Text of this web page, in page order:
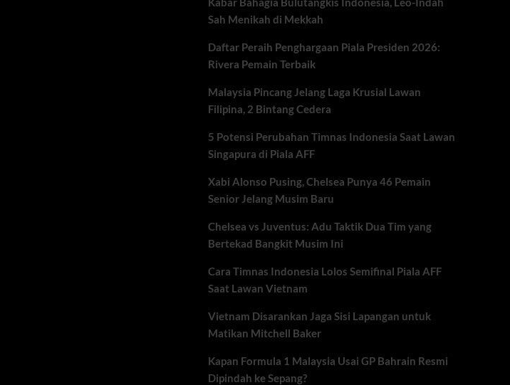
Sah Menikah di Mekkah
Daftar Peraih Penghargaan Piala Presiden 2026:
Rivera Pemain Terbaik
Malaysia Pincang Jelang Laga Krusial Lawan
Filipina, 2 Bintang Cedera
5 Potensi Perubahan Timnas Indonesia Saat Lawan
Singapura di Piala AFF
Xabi Alonso Pusing, Chelsea Punya 46 Pemain
Senior Jelang Musim Baru
Chelsea vs Juventus: Adu Taktik Dua Tim yang
Bertekad Bangkit Musim Ini
Cara Timnas Indonesia Lolos Semifinal Piala AFF
Saat Lawan Vietnam
Vietnam Disarankan Jaga Sisi Lapangan untuk
Matikan Mitchell Baker
Kapan Formula 1 Malaysia Usai GP Bahrain Resmi
Dipindah ke Sepang?